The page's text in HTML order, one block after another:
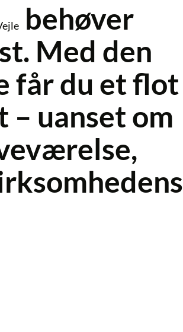
behøver
Med den
får du et flot
uanset om